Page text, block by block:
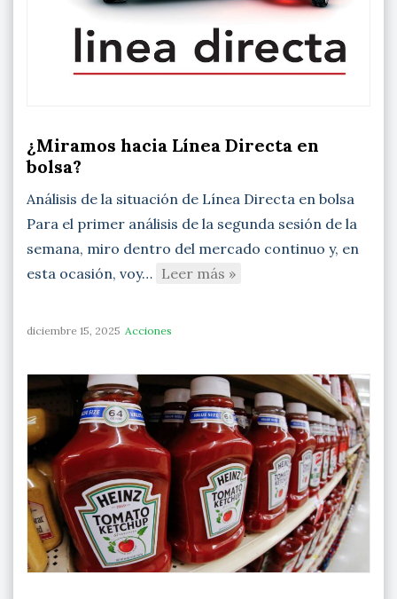
¿Miramos hacia Línea Directa en
bolsa?
Análisis de la situación de Línea Directa en bolsa
Para el primer análisis de la segunda sesión de la
semana, miro dentro del mercado continuo y, en
esta ocasión, voy… Leer más »
diciembre 15, 2025 Acciones